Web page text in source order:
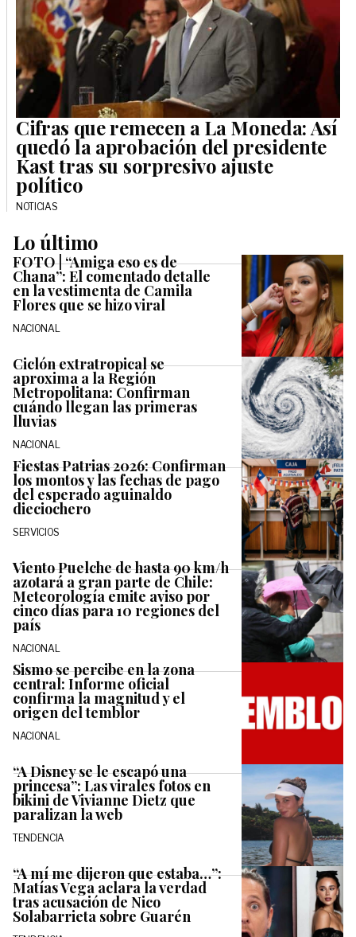
Cifras que remecen a La Moneda: Así
quedó la aprobación del presidente
Kast tras su sorpresivo ajuste
político
NOTICIAS
Lo último
FOTO | “Amiga eso es de
Chana”: El comentado detalle
en la vestimenta de Camila
Flores que se hizo viral
NACIONAL
Ciclón extratropical se
aproxima a la Región
Metropolitana: Confirman
cuándo llegan las primeras
lluvias
NACIONAL
Fiestas Patrias 2026: Confirman
los montos y las fechas de pago
del esperado aguinaldo
dieciochero
SERVICIOS
Viento Puelche de hasta 90 km/h
azotará a gran parte de Chile:
Meteorología emite aviso por
cinco días para 10 regiones del
país
NACIONAL
Sismo se percibe en la zona
central: Informe oficial
confirma la magnitud y el
origen del temblor
NACIONAL
“A Disney se le escapó una
princesa”: Las virales fotos en
bikini de Vivianne Dietz que
paralizan la web
TENDENCIA
“A mí me dijeron que estaba…”:
Matías Vega aclara la verdad
tras acusación de Nico
Solabarrieta sobre Guarén